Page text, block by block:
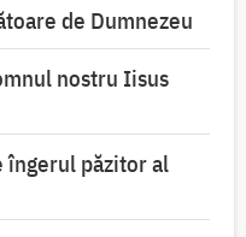
de Dumnezeu
nostru Iisus
îngerul păzitor al